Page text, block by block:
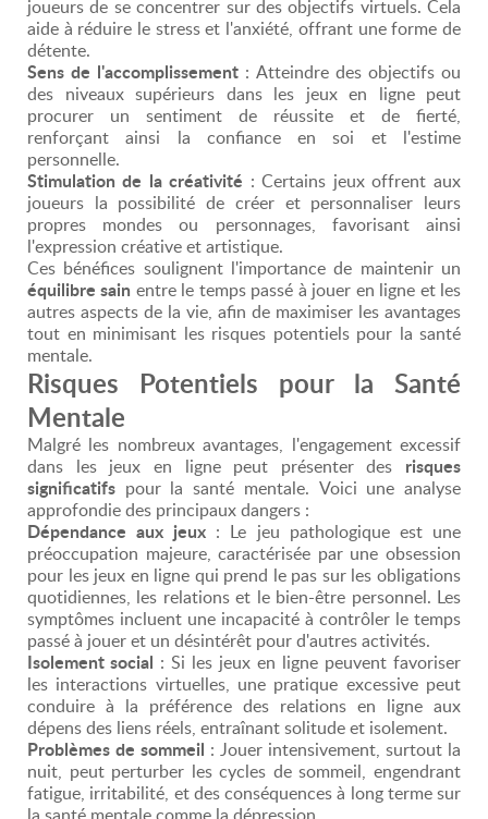
joueurs de se concentrer sur des objectifs virtuels. Cela
aide à réduire le stress et l'anxiété, offrant une forme de
détente.
Sens de l'accomplissement : Atteindre des objectifs ou
des niveaux supérieurs dans les jeux en ligne peut
procurer un sentiment de réussite et de fierté,
renforçant ainsi la confiance en soi et l'estime
personnelle.
Stimulation de la créativité : Certains jeux offrent aux
joueurs la possibilité de créer et personnaliser leurs
propres mondes ou personnages, favorisant ainsi
l'expression créative et artistique.
Ces bénéfices soulignent l'importance de maintenir un
équilibre sain entre le temps passé à jouer en ligne et les
autres aspects de la vie, afin de maximiser les avantages
tout en minimisant les risques potentiels pour la santé
mentale.
Risques Potentiels pour la Santé
Mentale
Malgré les nombreux avantages, l'engagement excessif
dans les jeux en ligne peut présenter des risques
significatifs pour la santé mentale. Voici une analyse
approfondie des principaux dangers :
Dépendance aux jeux : Le jeu pathologique est une
préoccupation majeure, caractérisée par une obsession
pour les jeux en ligne qui prend le pas sur les obligations
quotidiennes, les relations et le bien-être personnel. Les
symptômes incluent une incapacité à contrôler le temps
passé à jouer et un désintérêt pour d'autres activités.
Isolement social : Si les jeux en ligne peuvent favoriser
les interactions virtuelles, une pratique excessive peut
conduire à la préférence des relations en ligne aux
dépens des liens réels, entraînant solitude et isolement.
Problèmes de sommeil : Jouer intensivement, surtout la
nuit, peut perturber les cycles de sommeil, engendrant
fatigue, irritabilité, et des conséquences à long terme sur